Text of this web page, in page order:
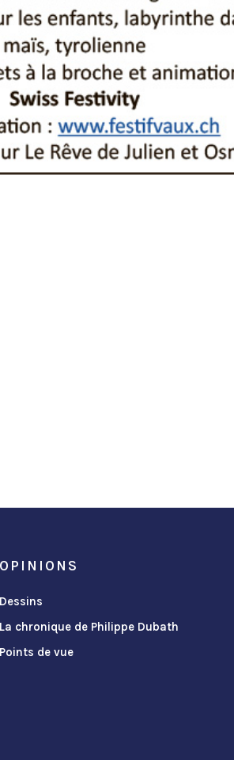
OPINIONS
Dessins
La chronique de Philippe Dubath
Points de vue